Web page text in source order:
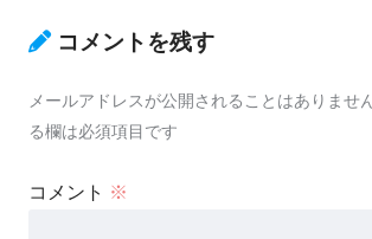
コメントを残す
メールアドレスが公開されることはありません
る欄は必須項目です
コメント ※